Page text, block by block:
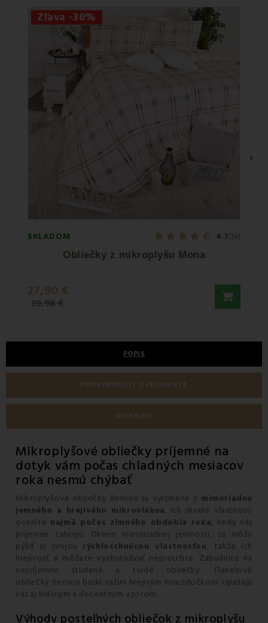
Zľava -30%
SKLADOM 4.7(3x)
Obliečky z mikroplyšu Mona
27,90 €
39,98 €
›
POPIS
PODROBNOSTI O PRODUKTE
RECENZIE
Mikroplyšové obliečky príjemné na
dotyk vám počas chladných mesiacov
roka nesmú chýbať
Mikroplyšové obliečky Benson sú vyrobené z mimoriadne
jemného a hrejivého mikrovlákna. Ich skvelé vlastnosti
oceníte najmä počas zimného obdobia roka, kedy vás
príjemne zahrejú. Okrem mimoriadnej jemnosti, sa môžu
pýšiť aj svojou rýchloschnúcou vlastnosťou, takže ich
hrejivosť si môžete vychutnávať nepretržite. Zabudnite na
nepríjemne studené a tvrdé obliečky. Flanelové
obliečky Benson budú vašim hrejivým hniezdočkom. Upútajú
vás aj krásnym a decentným vzorom.
Výhody posteľných obliečok z mikroplyšu